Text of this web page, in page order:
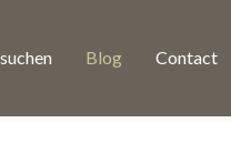
Blog Contact